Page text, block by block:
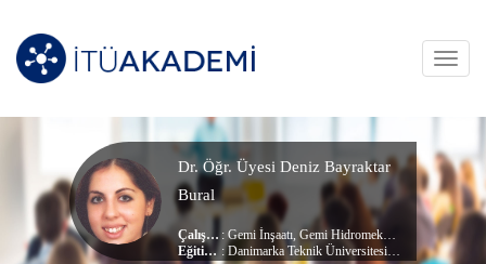
Dr. Öğr. Üyesi Deniz Bayraktar
Bural
Çalışma Alanları : Gemi İnşaatı, Gemi Hidromekaniği
Deniz
Eğitim Durumu
: Danimarka Teknik Üniversitesi, (Post-doktora)